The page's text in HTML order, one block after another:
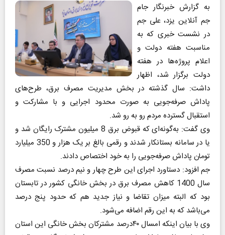
به گزارش خبرنگار جام
جم آنلاین یزد، علی جم
در نشست خبری که به
مناسبت هفته دولت و
اعلام پروژه‌ها در هفته
دولت برگزار شد، اظهار
داشت: سال گذشته در بخش مدیریت مصرف برق، طرح‌های
پاداش صرفه‌جویی به صورت محدود اجرایی و با مشارکت و
استقبال گسترده مردم رو به رو شد.
وی گفت: به‌گونه‌ای که قبوض برق 8 میلیون مشترک رایگان شد و
یا در سامانه بستانکار شدند و رقمی بالغ بر یک هزار و 350 میلیارد
تومان پاداش صرفه‌جویی را به خود اختصاص دادند.
جم افزود: دستاورد اجرای این طرح چهار و نیم درصد نسبت مصرف
سال 1400 کاهش مصرف برق در بخش خانگی کشور در تابستان
بود که البته میزان تقاضا و نیاز جدید هم که حدود پنج درصد
می‌باشد که به این رقم اضافه می‌شود.
وی با بیان اینکه امسال ۴۰درصد مشترکان بخش خانگی این استان